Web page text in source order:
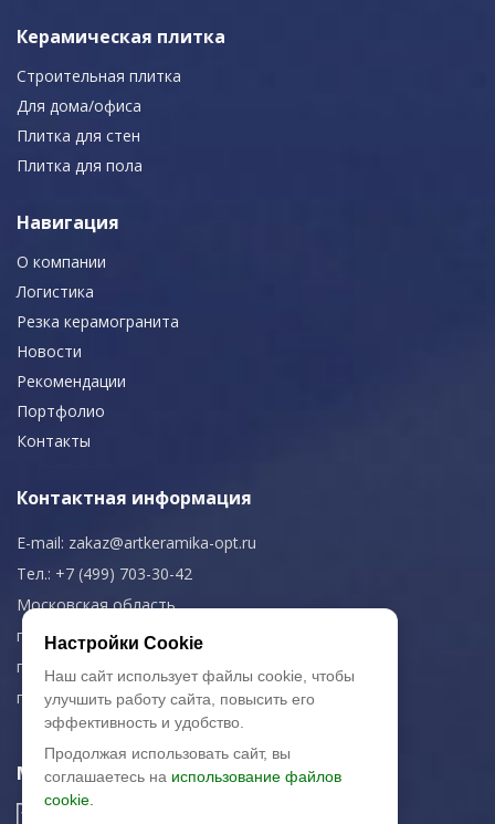
Керамическая плитка
Строительная плитка
Для дома/офиса
Плитка для стен
Плитка для пола
Навигация
О компании
Логистика
Резка керамогранита
Новости
Рекомендации
Портфолио
Контакты
Контактная информация
E-mail: zakaz@artkeramika-opt.ru
Тел.: +7 (499) 703-30-42
Московская область,
г. Красногорск
пн-чт: 09.00-18.00
пт: 09.00-17.00
Мы в соц. сетях
Настройки Cookie
Наш сайт использует файлы cookie, чтобы
улучшить работу сайта, повысить его
эффективность и удобство.
Продолжая использовать сайт, вы
соглашаетесь на использование файлов
cookie.